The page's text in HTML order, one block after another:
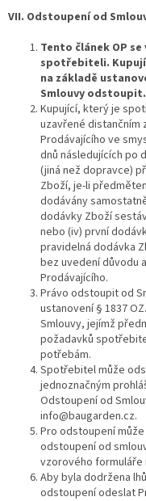
VII. Odstoupení od
Tento článek OP
spotřebiteli.
na základě
Smlouvy odstoupit.
Kupující, který je
uzavřené
Prodávajícího ve
dnů následujících po
(jiná než dopravce)
Zboží, je-li
dodávány
dodávky Zboží
nebo (iv) první
pravidelná dodávka
bez uvedení důvodu
Prodávajícího.
Právo odstoupit od
ustanovení § 1837
Smlouvy, jejímž
požadavků
potřebám.
Spotřebitel může
jednoznačným
Odstoupení od
info@baugarden.cz.
Pro odstoupení
odstoupení od
vzorového formuláře
Aby byla dodržena
odstoupení odeslat